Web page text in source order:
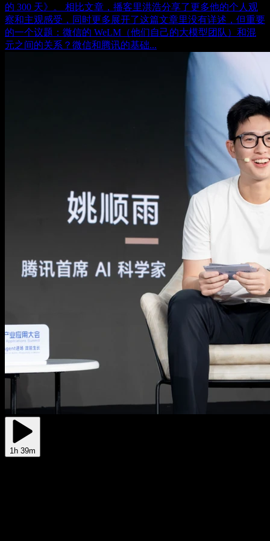
的 300 天》。 相比文章，播客里洪浩分享了更多他的个人观
察和主观感受，同时更多展开了这篇文章里没有详述，但重要
的一个议题：微信的 WeLM（他们自己的大模型团队）和混
元之间的关系？微信和腾讯的基础...
1h 39m